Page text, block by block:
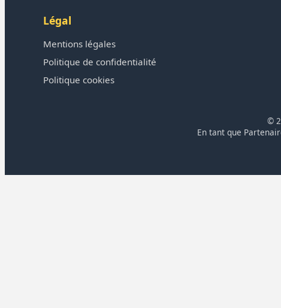
Légal
Mentions légales
Politique de confidentialité
Politique cookies
©
En tant que